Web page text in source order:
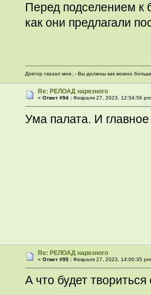
Перед подселением к
как они предлагали
Доктор сказал мне, - Вы должны как можно
Re: РЕЛОАД нарезного
«Ответ #94 : Февраля 27, 2023, 12:54:56
Ума палата. И
Re: РЕЛОАД нарезного
«Ответ #95 : Февраля 27, 2023, 14:00:35
А что будет